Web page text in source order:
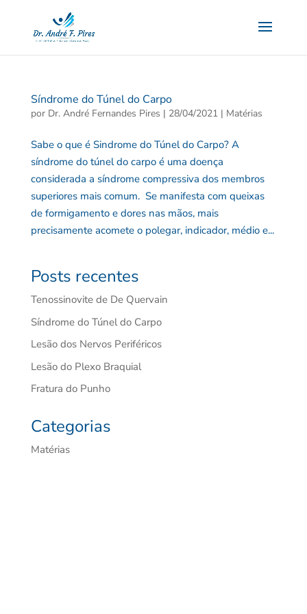
Síndrome do Túnel do Carpo
por Dr. André Fernandes Pires | 28/04/2021| Matérias
Sabe o que é Sindrome do Túnel do Carpo? A
síndrome do túnel do carpo é uma doença
considerada a síndrome compressiva dos membros
superiores mais comum. Se manifesta com queixas
de formigamento e dores nas mãos, mais
precisamente acomete o polegar, indicador, médio e...
Posts recentes
Tenossinovite de De Quervain
Síndrome do Túnel do Carpo
Lesão dos Nervos Periféricos
Lesão do Plexo Braquial
Fratura do Punho
Categorias
Matérias